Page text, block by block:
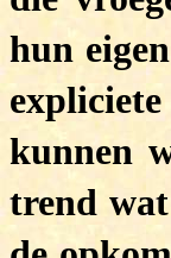
hun
kunnen
trend